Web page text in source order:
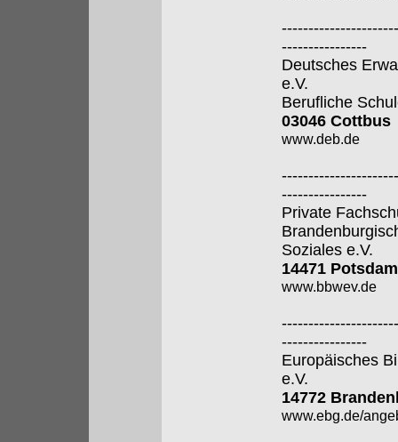
----------------
Deutsches
e.V.
Berufliche
03046 Cottbus
www.deb.de
----------------
Private
Soziales e.V.
14471 Potsdam
www.bbwev.de
----------------
Europäisches
e.V.
14772
www.ebg.de/